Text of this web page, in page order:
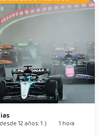
12 años: 1 )
1 hora